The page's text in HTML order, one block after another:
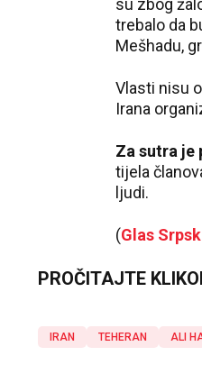
su zbog
trebalo da
Mešhadu,
Vlasti nisu
Irana
Za sutra je
tijela
ljudi.
(Glas
PROČITAJTE
IRAN TEHERAN ALI